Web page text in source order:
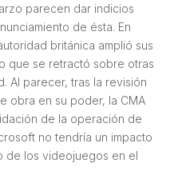
parecen dar indicios
de ésta. En
británica amplió sus
que se retractó sobre otras
Al parecer, tras la revisión
obra en su poder, la CMA
de la operación de
no tendría un impacto
de los videojuegos en el